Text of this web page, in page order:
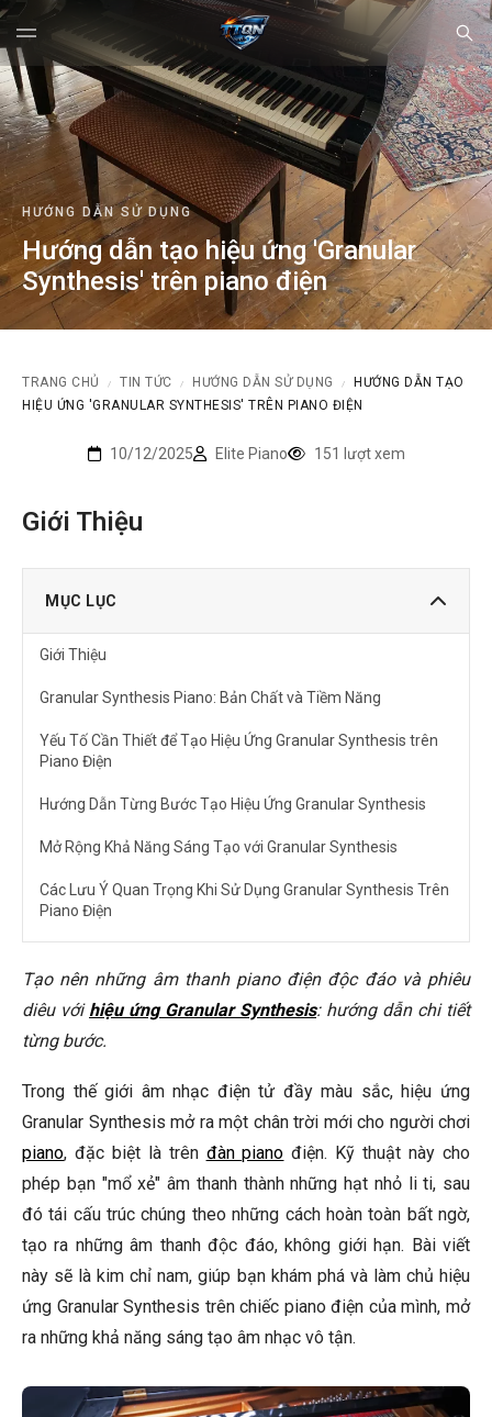
HƯỚNG DẪN SỬ DỤNG
Hướng dẫn tạo hiệu ứng 'Granular
Synthesis' trên piano điện
TRANG CHỦ / TIN TỨC / HƯỚNG DẪN SỬ DỤNG /
HƯỚNG DẪN TẠO
HIỆU ỨNG 'GRANULAR SYNTHESIS' TRÊN PIANO ĐIỆN
10/12/2025 Elite Piano 151 lượt xem
Giới Thiệu
MỤC LỤC
Giới Thiệu
Granular Synthesis Piano: Bản Chất và Tiềm Năng
Yếu Tố Cần Thiết để Tạo Hiệu Ứng Granular Synthesis trên
Piano Điện
Hướng Dẫn Từng Bước Tạo Hiệu Ứng Granular Synthesis
Mở Rộng Khả Năng Sáng Tạo với Granular Synthesis
Các Lưu Ý Quan Trọng Khi Sử Dụng Granular Synthesis Trên
Piano Điện
Tôi có thể sử dụng Granular Synthesis trên piano cơ
Phần mềm Granular Synthesis nào tốt nhất cho người mới
bắt đầu?
🎹 Khám Phá Piano Đẳng Cấp Tại Elite Piano
Kết Luận
Tạo nên những âm thanh piano điện độc đáo và phiêu
diêu với hiệu ứng Granular Synthesis: hướng dẫn chi tiết
từng bước.
Trong thế giới âm nhạc điện tử đầy màu sắc, hiệu ứng
Granular Synthesis mở ra một chân trời mới cho người chơi
piano, đặc biệt là trên đàn piano điện. Kỹ thuật này cho
phép bạn "mổ xẻ" âm thanh thành những hạt nhỏ li ti, sau
đó tái cấu trúc chúng theo những cách hoàn toàn bất ngờ,
tạo ra những âm thanh độc đáo, không giới hạn. Bài viết
này sẽ là kim chỉ nam, giúp bạn khám phá và làm chủ hiệu
ứng Granular Synthesis trên chiếc piano điện của mình, mở
ra những khả năng sáng tạo âm nhạc vô tận.